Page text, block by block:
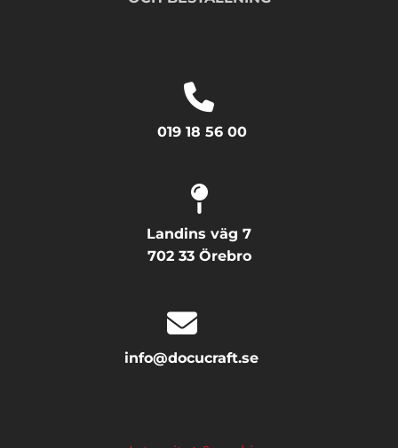
019 18 56 00
Landins väg 7
702 33 Örebro
info@docucraft.se